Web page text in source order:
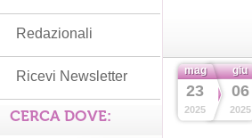
mag
23
2025
giu
06
2025
Redazionali
Ricevi Newsletter
CERCA DOVE: